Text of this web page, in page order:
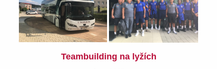
Teambuilding na lyžích